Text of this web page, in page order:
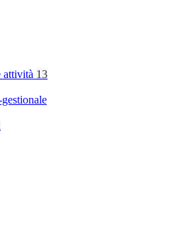
attività 13